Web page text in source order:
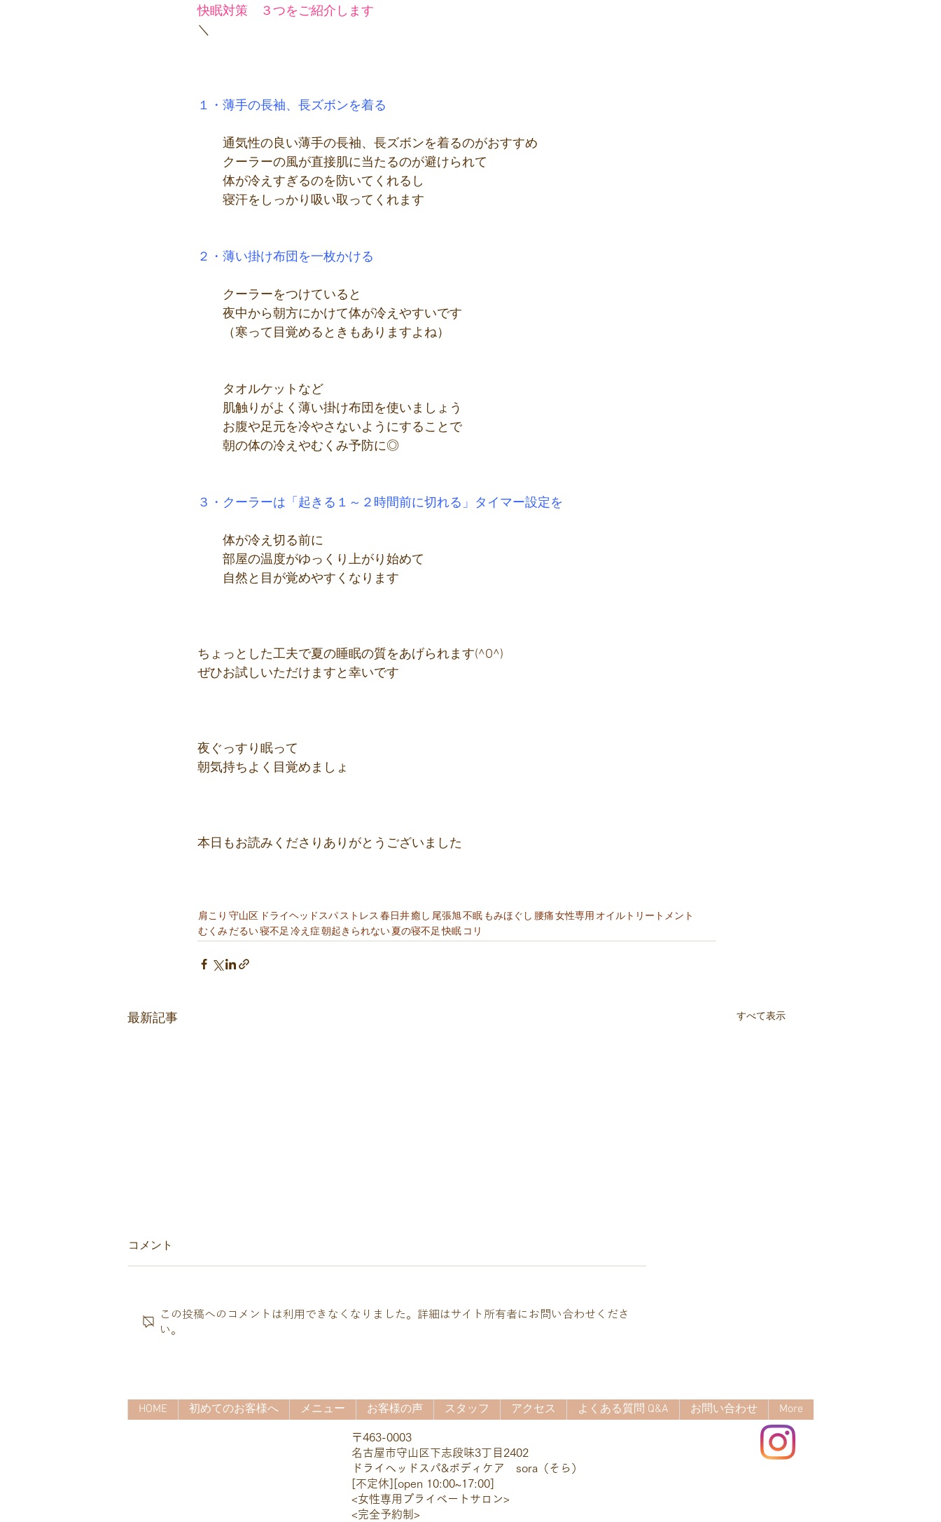
快眠対策　３つをご紹介します
＼
１・薄手の長袖、長ズボンを着る
通気性の良い薄手の長袖、長ズボンを着るのがおすすめ
クーラーの風が直接肌に当たるのが避けられて
体が冷えすぎるのを防いてくれるし
寝汗をしっかり吸い取ってくれます
２・薄い掛け布団を一枚かける
クーラーをつけていると
夜中から朝方にかけて体が冷えやすいです
（寒って目覚めるときもありますよね）
タオルケットなど
肌触りがよく薄い掛け布団を使いましょう
お腹や足元を冷やさないようにすることで
朝の体の冷えやむくみ予防に◎
３・クーラーは「起きる１～２時間前に切れる」タイマー設定を
体が冷え切る前に
部屋の温度がゆっくり上がり始めて
自然と目が覚めやすくなります
ちょっとした工夫で夏の睡眠の質をあげられます(^O^)
ぜひお試しいただけますと幸いです
夜ぐっすり眠って
朝気持ちよく目覚めましょ
本日もお読みくださりありがとうございました
肩こり 守山区 ドライヘッドスパストレス 春日井癒し 尾張旭不眠 もみほぐし 腰痛女性専用 オイルトリートメント
むくみだるい寝不足冷え症朝起きられない夏の寝不足快眠 コリ
最新記事 すべて表示
コメント
この投稿へのコメントは利用できなくなりました。詳細はサイト所有者にお問い合わせくださ
い。
HOME 初めてのお客様へ メニュー お客様の声 スタッフ アクセス よくある質問 Q&A お問い合わせ More
〒463-0003
名古屋市守山区下志段味3丁目2402
ドライヘッドスパ&ボディケア sora（そら）
[不定休]
[open 10:00~17:00]
​<女性専用プライベートサロン>
<完全予約制>